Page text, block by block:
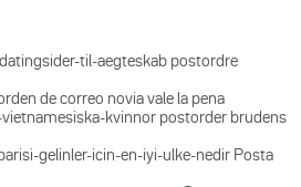
til-aegteskab postordre
de correo novia vale la pena
kvinnor postorder brudens
gelinler-icin-en-iyi-ulke-nedir Posta